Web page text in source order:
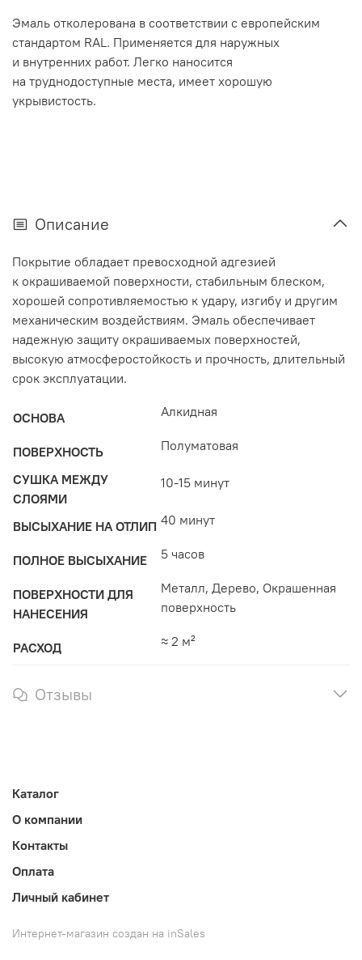
Эмаль отколерована в соответствии с европейским
стандартом RAL. Применяется для наружных
и внутренних работ. Легко наносится
на труднодоступные места, имеет хорошую
укрывистость.
Описание
Покрытие обладает превосходной адгезией
к окрашиваемой поверхности, стабильным блеском,
хорошей сопротивляемостью к удару, изгибу и другим
механическим воздействиям. Эмаль обеспечивает
надежную защиту окрашиваемых поверхностей,
высокую атмосферостойкость и прочность, длительный
срок эксплуатации.
ОСНОВА Алкидная
ПОВЕРХНОСТЬ Полуматовая
СУШКА МЕЖДУ
СЛОЯМИ
10-15 минут
ВЫСЫХАНИЕ НА ОТЛИП 40 минут
ПОЛНОЕ ВЫСЫХАНИЕ 5 часов
ПОВЕРХНОСТИ ДЛЯ
НАНЕСЕНИЯ
Металл, Дерево, Окрашенная
поверхность
РАСХОД ≈ 2 м²
Отзывы
Каталог
О компании
Контакты
Оплата
Личный кабинет
Интернет-магазин создан на inSales